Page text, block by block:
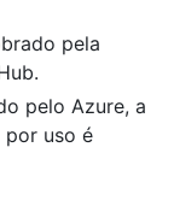
pela
pelo Azure, a
por uso é